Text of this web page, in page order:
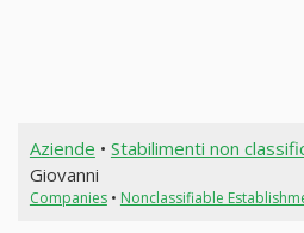
Aziende • Stabilimenti non
Giovanni
Companies• Nonclassifiable